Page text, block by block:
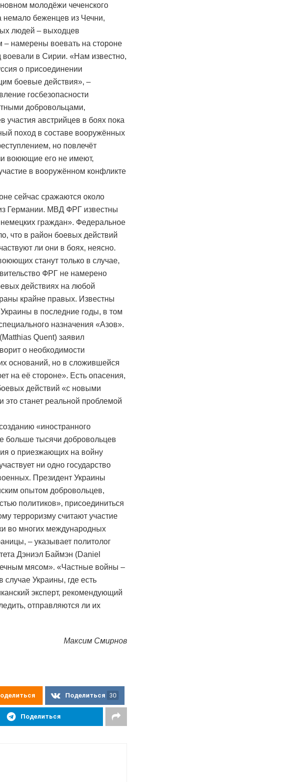
молодёжи чеченского
немало беженцев из Чечни,
людей – выходцев
– намерены воевать на стороне
воевали в Сирии. «Нам известно,
о присоединении
боевые действия», –
госбезопасности
добровольцами,
участия австрийцев в боях пока
поход в составе вооружённых
но повлечёт
воюющие его не имеют,
в вооружённом конфликте
сейчас сражаются около
Германии. МВД ФРГ известны
граждан». Федеральное
что в район боевых действий
ли они в боях, неясно.
станут только в случае,
ФРГ не намерено
действиях на любой
крайне правых. Известны
в последние годы, в том
назначения «Азов».
Quent) заявил
о необходимости
оснований, но в сложившейся
на её стороне». Есть опасения,
действий «с новыми
станет реальной проблемой
«иностранного
больше тысячи добровольцев
о приезжающих на войну
ни одно государство
Президент Украины
опытом добровольцев,
политиков», присоединиться
терроризму считают участие
во многих международных
– указывает политолог
Дэниэл Баймэн (Daniel
мясом». «Частные войны –
Украины, где есть
эксперт, рекомендующий
отправляются ли их
Максим Смирнов
Поделиться 30
Поделиться